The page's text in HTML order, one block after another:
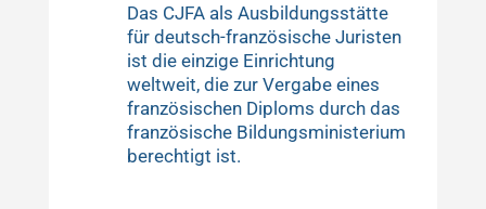
Das CJFA als Ausbildungsstätte
für deutsch-französische Juristen
ist die einzige Einrichtung
weltweit, die zur Vergabe eines
französischen Diploms durch das
französische Bildungsministerium
berechtigt ist.